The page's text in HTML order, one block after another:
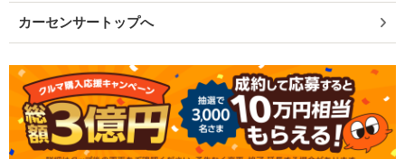
カーセンサートップへ